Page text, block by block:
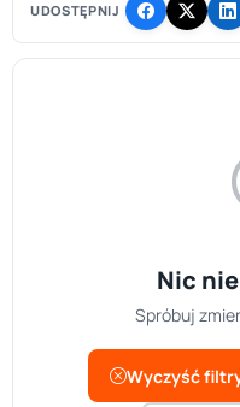
UDOSTĘPNIJ
Nic
Spróbuj
Wyczyść